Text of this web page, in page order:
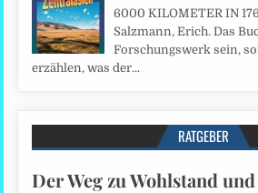
6000 KILOMETER IN
Salzmann, Erich. Das
Forschungswerk sein,
erzählen, was der...
RATGEBER
Der Weg zu Wohlstand